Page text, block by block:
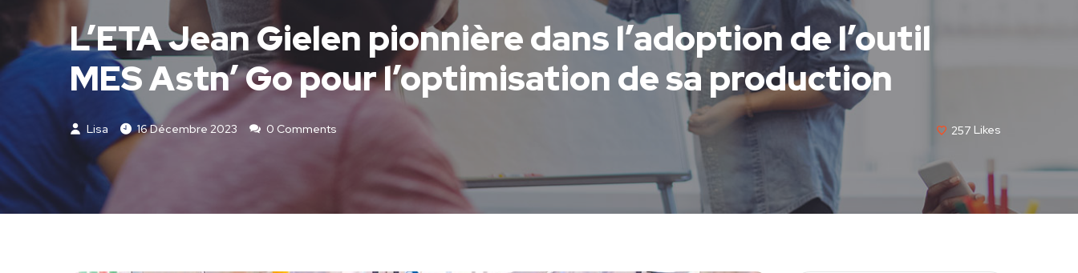
L’ETA Jean Gielen pionnière dans l’adoption de l’outil
MES Astn’ Go pour l’optimisation de sa production
Lisa 16 Décembre 2023 0 Comments 257 Likes